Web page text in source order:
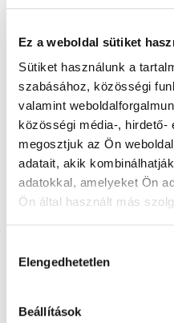
Ez a weboldal sütiket
Sütiket használunk a
szabásához, közösségi
valamint
közösségi média-, hirdető-
megosztjuk az Ön
adatait, akik
adatokkal, amelyeket Ön
Ön által használt más
kiválasztása
Elengedhetetlen
Beállítások
érdemes felkeresni a
rövidlátást, mert
mozognak, ahol élesen
Mit lehet
rövidlátás
ellen?
A rövidlátás
kialakulás elodázása
különösen
fény és gyakori távolra
nem szabad